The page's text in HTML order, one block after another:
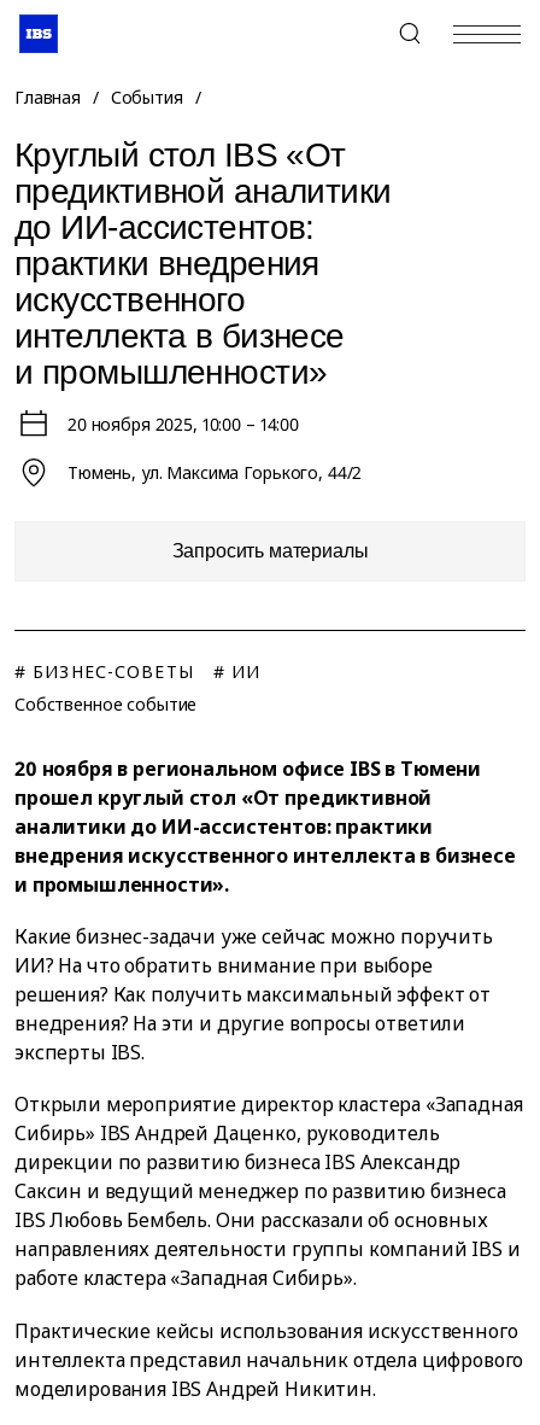
+7 (495) 967-80-80
Главная / События /
Круглый стол IBS «От
предиктивной аналитики
до ИИ-ассистентов:
практики внедрения
искусственного
интеллекта в бизнесе
и промышленности»
20 ноября 2025, 10:00 – 14:00
Тюмень, ул. Максима Горького, 44/2
Запросить материалы
# БИЗНЕС-СОВЕТЫ
# ИИ
Собственное событие
20 ноября в региональном офисе IBS в Тюмени
прошел круглый стол «От предиктивной
аналитики до ИИ-ассистентов: практики
внедрения искусственного интеллекта в бизнесе
и промышленности».
Какие бизнес-задачи уже сейчас можно поручить
ИИ? На что обратить внимание при выборе
решения? Как получить максимальный эффект от
внедрения? На эти и другие вопросы ответили
эксперты IBS.
Открыли мероприятие директор кластера «Западная
Сибирь» IBS Андрей Даценко, руководитель
дирекции по развитию бизнеса IBS Александр
Саксин и ведущий менеджер по развитию бизнеса
IBS Любовь Бембель. Они рассказали об основных
направлениях деятельности группы компаний IBS и
работе кластера «Западная Сибирь».
Практические кейсы использования искусственного
интеллекта представил начальник отдела цифрового
моделирования IBS Андрей Никитин.